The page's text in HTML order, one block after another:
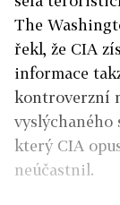
The
řekl, že CIA
informace
kontroverzní
vyslýchaného
který CIA
neúčastnil.